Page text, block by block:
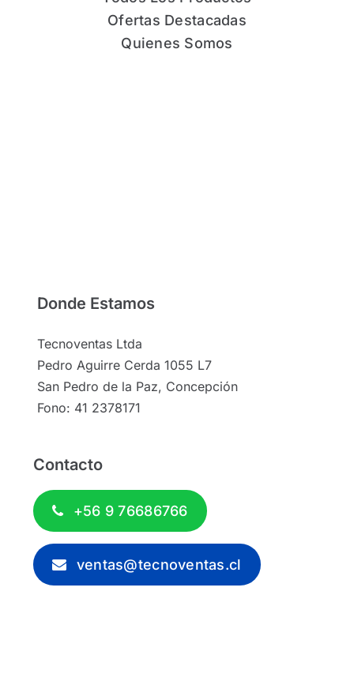
Ofertas Destacadas
Quienes Somos
Donde Estamos
Tecnoventas Ltda
Pedro Aguirre Cerda 1055 L7
San Pedro de la Paz, Concepción
Fono: 41 2378171
Contacto
+56 9 76686766
ventas@tecnoventas.cl